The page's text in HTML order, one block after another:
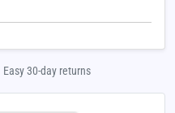
Easy 30-day returns